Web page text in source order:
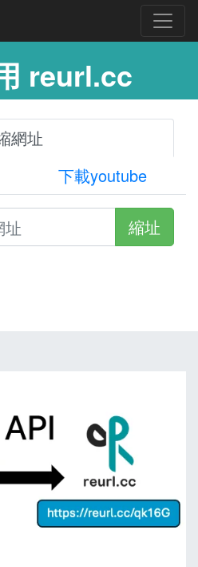
reurl.cc
網址
下載youtube
縮址